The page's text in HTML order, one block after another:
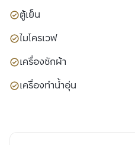
ตู้เย็น
ไมโครเวฟ
เครื่องซักผ้า
เครื่องทำน้ำอุ่น